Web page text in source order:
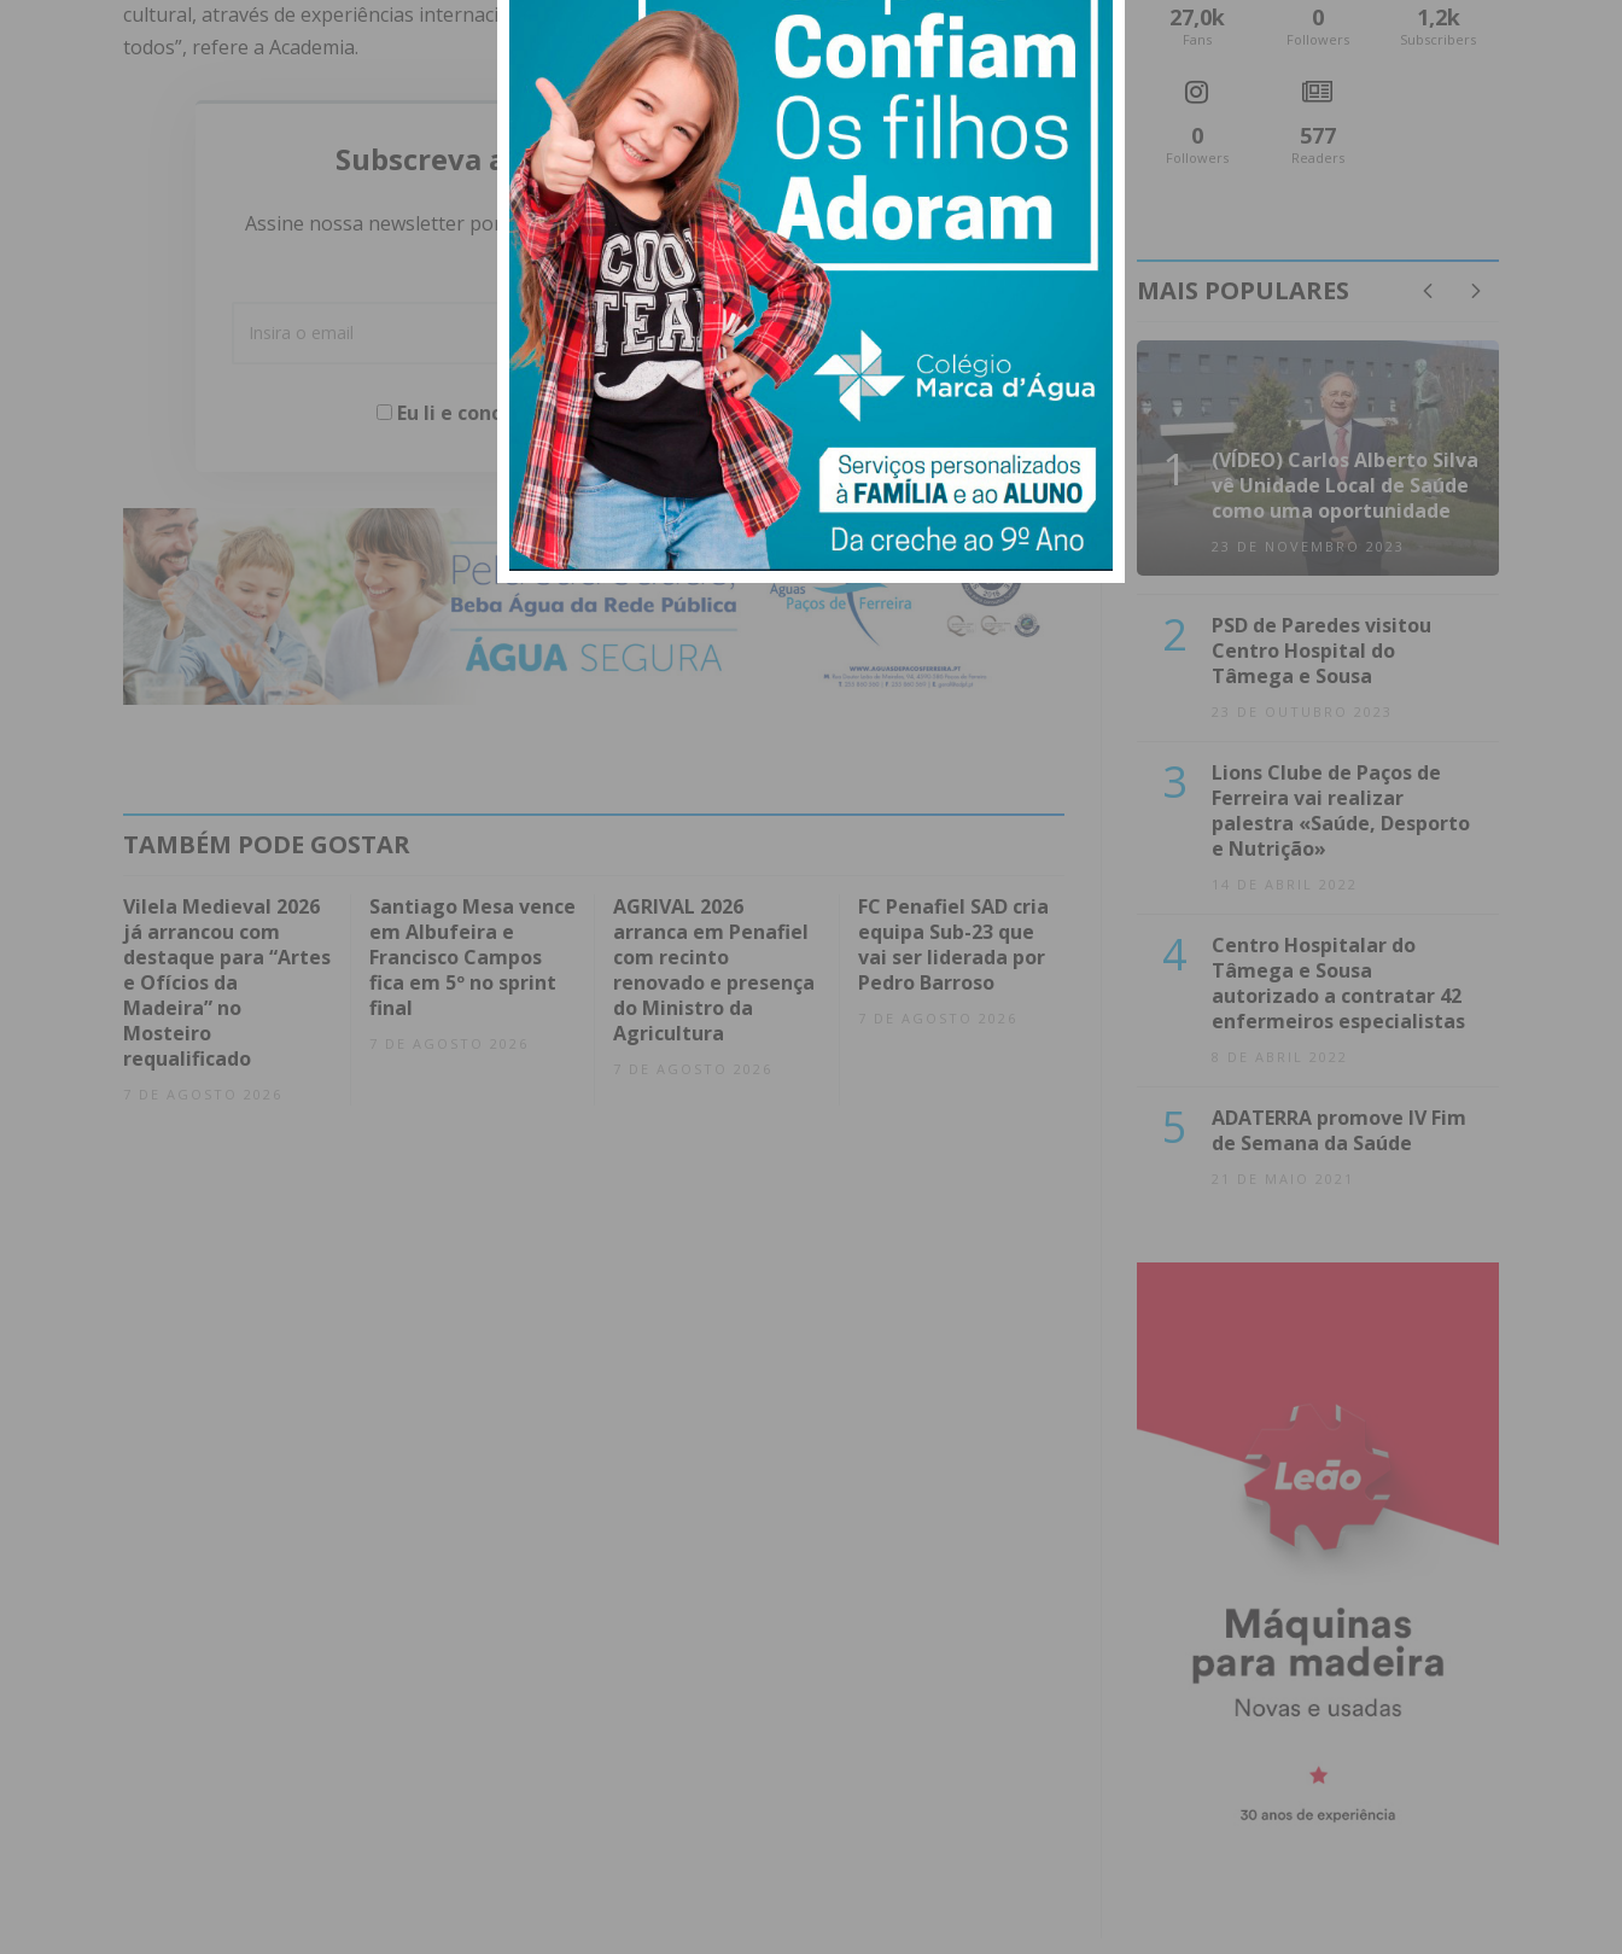
cultural, através de experiências internacionais que ultrapassam a sala de aula e ficam na memória de
todos”, refere a Academia.
Subscreva a newsletter do Imediato
Assine nossa newsletter por e-mail e obtenha de forma regular a informação
atualizada.
Eu li e concordo com os termos e condições
TAMBÉM PODE GOSTAR
Vilela Medieval 2026
já arrancou com
destaque para “Artes
e Ofícios da
Madeira” no
Mosteiro
requalificado
7 DE AGOSTO 2026
Santiago Mesa vence
em Albufeira e
Francisco Campos
fica em 5º no sprint
final
7 DE AGOSTO 2026
AGRIVAL 2026
arranca em Penafiel
com recinto
renovado e presença
do Ministro da
Agricultura
7 DE AGOSTO 2026
FC Penafiel SAD cria
equipa Sub-23 que
vai ser liderada por
Pedro Barroso
7 DE AGOSTO 2026
27,0k
Fans
0
Followers
1,2k
Subscribers
0
Followers
577
Readers
MAIS POPULARES
1
(VÍDEO) Carlos Alberto Silva
vê Unidade Local de Saúde
como uma oportunidade
23 DE NOVEMBRO 2023
2
PSD de Paredes visitou
Centro Hospital do
Tâmega e Sousa
23 DE OUTUBRO 2023
3
Lions Clube de Paços de
Ferreira vai realizar
palestra «Saúde, Desporto
e Nutrição»
14 DE ABRIL 2022
4
Centro Hospitalar do
Tâmega e Sousa
autorizado a contratar 42
enfermeiros especialistas
8 DE ABRIL 2022
5
ADATERRA promove IV Fim
de Semana da Saúde
21 DE MAIO 2021